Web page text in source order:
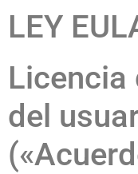
LEY
Licencia
del